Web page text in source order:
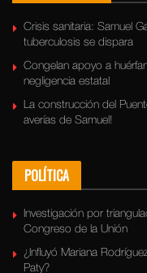
Crisis sanitaria: Samuel
tuberculosis se dispara
Congelan apoyo a
negligencia estatal
La construcción del
averías de Samuel!
POLÍTICA
Investigación por
Congreso de la Unión
¿Influyó Mariana
Paty?